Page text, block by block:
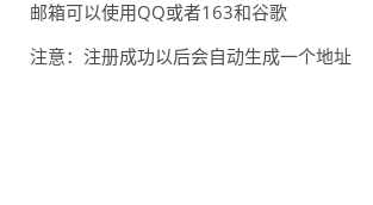
邮箱可以使用QQ或者163和谷歌
注意：注册成功以后会自动生成一个地址